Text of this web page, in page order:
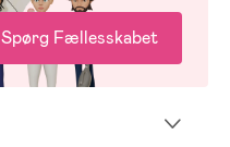
Spørg Fællesskabet